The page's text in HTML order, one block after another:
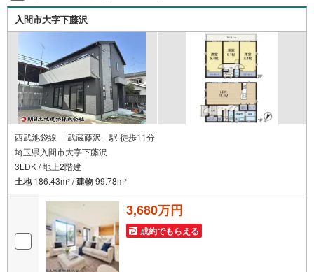
入間市大字下藤沢
西武池袋線 「武蔵藤沢」駅 徒歩11分
埼玉県入間市大字下藤沢
3LDK / 地上2階建
土地186.43m2 /建物99.78m2
3,680万円
成約でもらえる